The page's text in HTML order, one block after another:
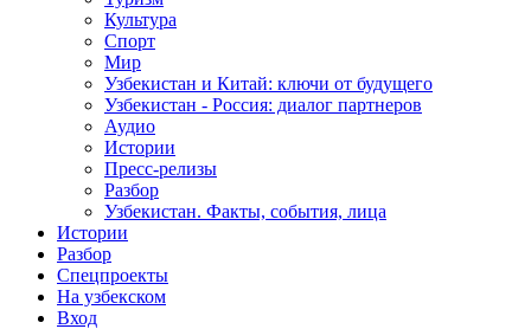
Культура
Спорт
Мир
Узбекистан и Китай: ключи от будущего
Узбекистан - Россия: диалог партнеров
Аудио
Истории
Пресс-релизы
Разбор
Узбекистан. Факты, события, лица
Истории
Разбор
Спецпроекты
На узбекском
Вход